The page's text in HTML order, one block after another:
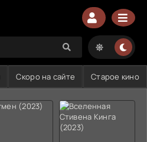
Скоро на сайте Старое кино